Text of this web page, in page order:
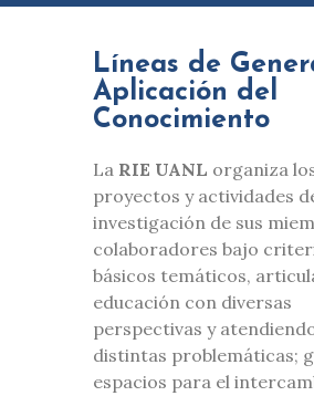
Líneas de
Aplicación del
Conocimiento
La RIE UANL organiza
proyectos y actividades
investigación de sus
colaboradores bajo
básicos temáticos,
educación con diversas
perspectivas y
distintas problemáticas;
espacios para el